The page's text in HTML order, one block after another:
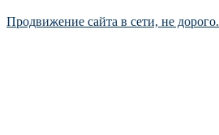
Продвижение сайта в сети, не дорого.